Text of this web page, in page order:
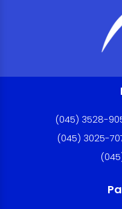
(045) 3528-
(045) 3025-